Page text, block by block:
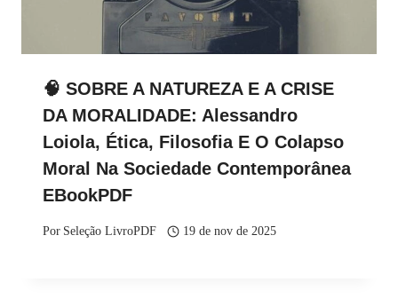
🧠 SOBRE A NATUREZA E A CRISE
DA MORALIDADE: Alessandro
Loiola, Ética, Filosofia E O Colapso
Moral Na Sociedade Contemporânea
EBookPDF
Por Seleção LivroPDF 19 de nov de 2025